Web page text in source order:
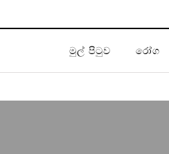
මුල් පිටුව රෝග